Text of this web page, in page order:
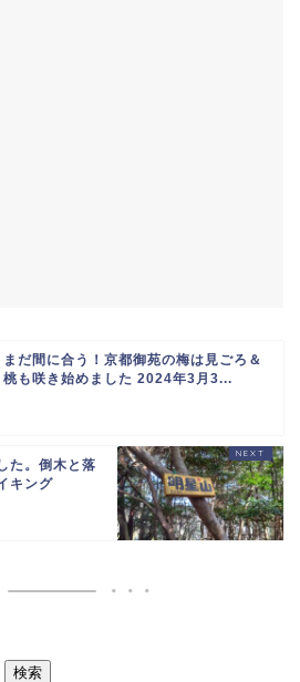
まだ間に合う！京都御苑の梅は見ごろ＆
桃も咲き始めました 2024年3月3...
た。倒木と落
キング
検索